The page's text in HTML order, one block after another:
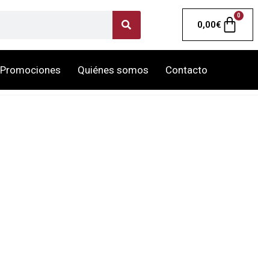
0,00€
0
Promociones Quiénes somos Contacto